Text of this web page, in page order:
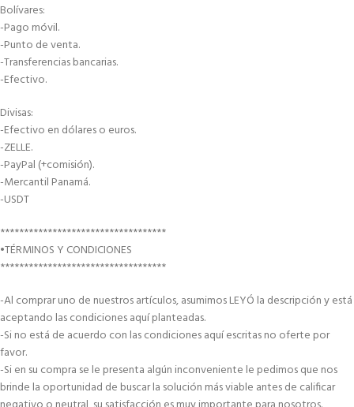
Bolívares:
-Pago móvil.
-Punto de venta.
-Transferencias bancarias.
-Efectivo.
Divisas:
-Efectivo en dólares o euros.
-ZELLE.
-PayPal (+comisión).
-Mercantil Panamá.
-USDT
***********************************
•TÉRMINOS Y CONDICIONES
***********************************
-Al comprar uno de nuestros artículos, asumimos LEYÓ la descripción y está
aceptando las condiciones aquí planteadas.
-Si no está de acuerdo con las condiciones aquí escritas no oferte por
favor.
-Si en su compra se le presenta algún inconveniente le pedimos que nos
brinde la oportunidad de buscar la solución más viable antes de calificar